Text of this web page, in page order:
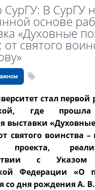
СурГУ: В СурГУ
основе
«Духовные
святого
стал первой
где прошла
выставки
святого воинства –
проекта,
с Указом
Федерации «О
со дня рождения А.